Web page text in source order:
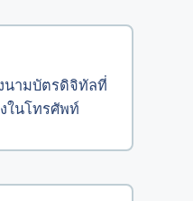
นามบัตรดิจิทัลที่
นโทรศัพท์